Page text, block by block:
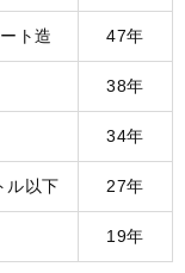
ト造 47年
38年
34年
ル以下 27年
19年